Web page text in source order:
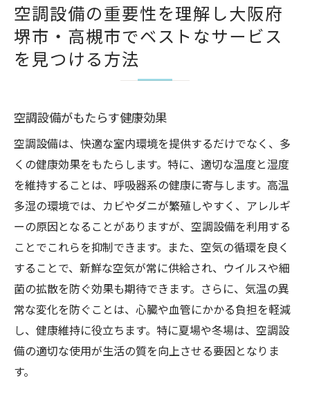
空調設備の重要性を理解し大阪府
堺市・高槻市でベストなサービス
を見つける方法
空調設備がもたらす健康効果
空調設備は、快適な室内環境を提供するだけでなく、多
くの健康効果をもたらします。特に、適切な温度と湿度
を維持することは、呼吸器系の健康に寄与します。高温
多湿の環境では、カビやダニが繁殖しやすく、アレルギ
ーの原因となることがありますが、空調設備を利用する
ことでこれらを抑制できます。また、空気の循環を良く
することで、新鮮な空気が常に供給され、ウイルスや細
菌の拡散を防ぐ効果も期待できます。さらに、気温の異
常な変化を防ぐことは、心臓や血管にかかる負担を軽減
し、健康維持に役立ちます。特に夏場や冬場は、空調設
備の適切な使用が生活の質を向上させる要因となりま
す。